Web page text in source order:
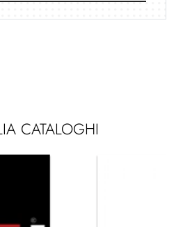
CATALOGHI